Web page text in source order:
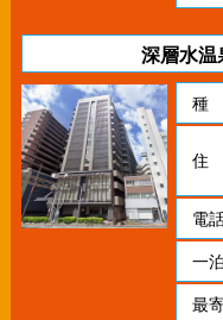
深層水
電
一
最